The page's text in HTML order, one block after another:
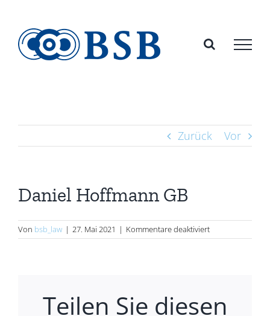
springen
Zurück Vor
Daniel Hoffmann GB
Von bsb_law | 27. Mai 2021 | Kommentare deaktiviertfür
Daniel
Teilen Sie diesen